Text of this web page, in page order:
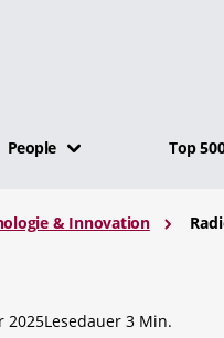
People Top
& Innovation
2025Lesedauer 3 Min.